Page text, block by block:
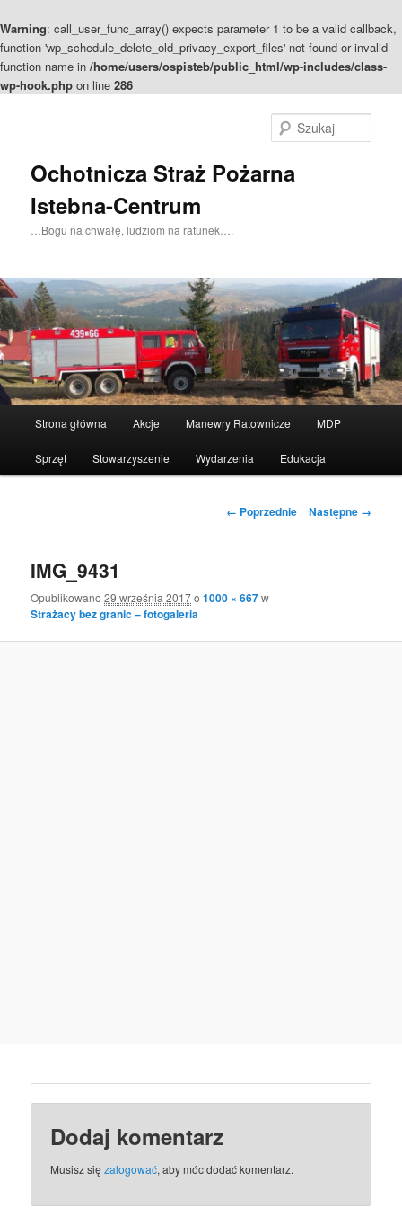
Warning: call_user_func_array() expects parameter 1 to be a valid callback,
function 'wp_schedule_delete_old_privacy_export_files' not found or invalid
function name in /home/users/ospisteb/public_html/wp-includes/class-
wp-hook.php on line 286
Ochotnicza Straż Pożarna
Istebna-Centrum
…Bogu na chwałę, ludziom na ratunek….
Przeskocz
do
Strona główna Akcje Manewry Ratownicze MDP
Sprzęt Stowarzyszenie Wydarzenia Edukacja
Nawigacja
← Poprzednie Następne →
IMG_9431
Opublikowano 29 września 2017o1000 × 667w
Strażacy bez granic – fotogaleria
Dodaj komentarz
Musisz sięzalogować, aby móc dodać komentarz.